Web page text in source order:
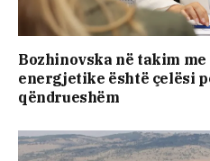
Bozhinovska në takim
energjetike është çelësi
qëndrueshëm